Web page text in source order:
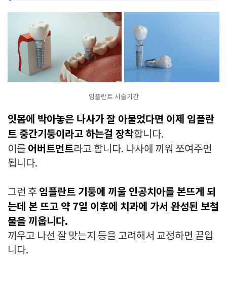
임플란트 시술기간
잇몸에 박아놓은 나사가 잘 아물었다면 이제 임플란
트 중간기둥이라고 하는걸 장착합니다.
이를 어버트먼트라고 합니다. 나사에 끼워 쪼여주면
됩니다.
그런 후 임플란트 기둥에 끼울 인공치아를 본뜨게 되
는데 본 뜨고 약 7일 이후에 치과에 가서 완성된 보철
물을 끼웁니다.
끼우고 나선 잘 맞는지 등을 고려해서 교정하면 끝입
니다.